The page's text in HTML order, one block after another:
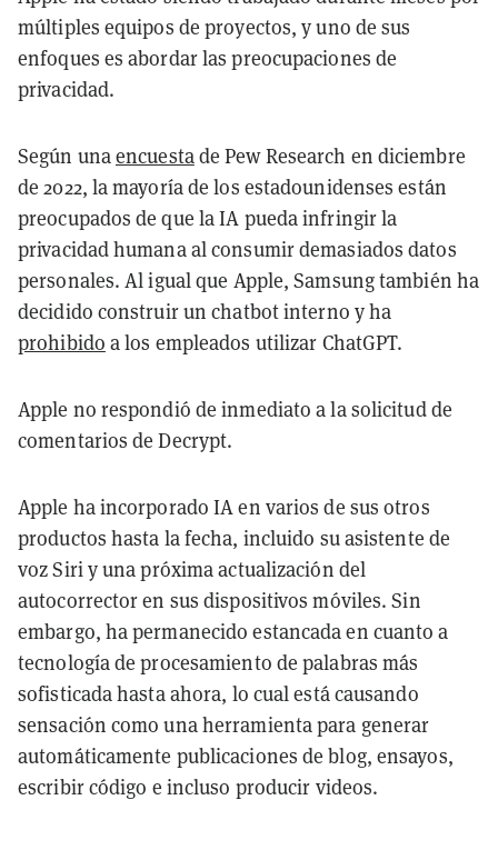
múltiples equipos de proyectos, y uno de sus
enfoques es abordar las preocupaciones de
privacidad.
Según unaencuestade Pew Research en diciembre
de 2022, la mayoría de los estadounidenses están
preocupados de que la IA pueda infringir la
privacidad humana al consumir demasiados datos
personales. Al igual que Apple, Samsung también ha
decidido construir un chatbot interno y ha
prohibido a los empleados utilizar ChatGPT.
Apple no respondió de inmediato a la solicitud de
comentarios de Decrypt.
Apple ha incorporado IA en varios de sus otros
productos hasta la fecha, incluido su asistente de
voz Siri y una próxima actualización del
autocorrector en sus dispositivos móviles. Sin
embargo, ha permanecido estancada en cuanto a
tecnología de procesamiento de palabras más
sofisticada hasta ahora, lo cual está causando
sensación como una herramienta para generar
automáticamente publicaciones de blog, ensayos,
escribir código e incluso producir videos.